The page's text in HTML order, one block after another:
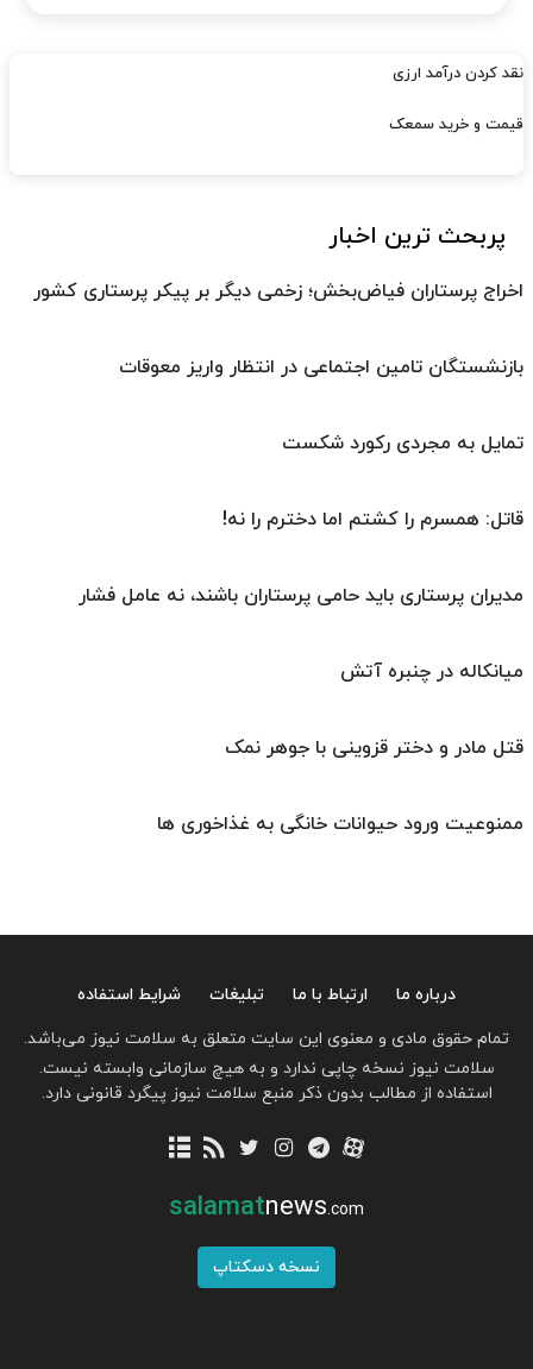
نقد کردن درآمد ارزی
قیمت و خرید سمعک
پربحث ترین اخبار
اخراج پرستاران فیاض‌بخش؛ زخمی دیگر بر پیکر پرستاری کشور
بازنشستگان تامین اجتماعی در انتظار واریز معوقات
تمایل به مجردی رکورد شکست
قاتل: همسرم را کشتم اما دخترم را نه!
مدیران پرستاری باید حامی پرستاران باشند، نه عامل فشار
میانکاله در چنبره آتش
قتل مادر و دختر قزوینی با جوهر نمک
ممنوعیت ورود حیوانات خانگی به غذاخوری ها
درباره ما ارتباط با ما تبلیغات
شرایط استفاده
تمام حقوق مادی و معنوی این سایت متعلق به سلامت نیوز می‌باشد.
سلامت نیوز نسخه چاپی ندارد و به هیچ سازمانی وابسته نیست.
استفاده از مطالب بدون ذکر منبع سلامت نیوز پیگرد قانونی دارد.
salamatnews.com
نسخه دسکتاپ